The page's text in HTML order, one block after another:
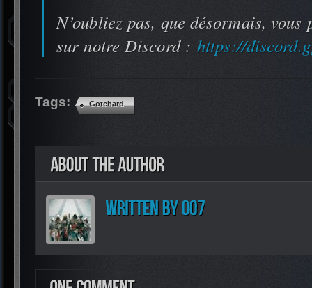
N’oubliez pas, que désormais, vous
sur notre Discord :https://
Tags: Gotchard